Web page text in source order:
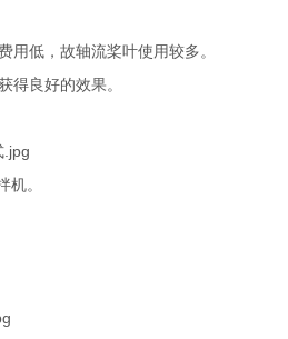
低，故轴流桨叶使用较多。
得良好的效果。
。